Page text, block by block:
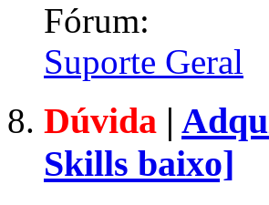
Fórum:
Suporte Geral
Dúvida |
Skills baixo]